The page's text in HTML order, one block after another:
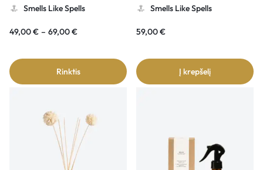
Smells Like Spells
49,00€ – 69,00€
Rinktis
Smells Like Spells
59,00€
Į krepšelį